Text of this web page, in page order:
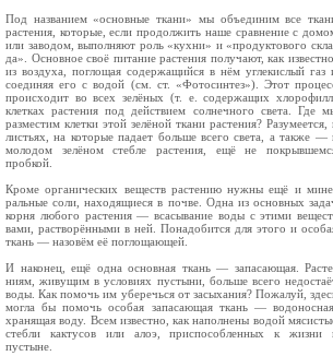
Под названием «основные ткани» мы объединим все
растения, которые, если продолжить наше сравнение с
или заводом, выполняют роль «кухни» и «продуктового
да». Основное своё питание растения получают, как известно,
из воздуха, поглощая содержащийся в нём углекислый газ
соединяя его с водой (см. ст. «Фотосинтез»). Этот
про­исходит во всех зелёных (т. е. содержащих
клетках растения под действием солнечного света. Где
разместим клетки этой зелёной ткани растения? Разумеется,
листьях, на которые падает больше всего света, а также —
молодом зелёном стебле растения, ещё не
пробкой.
Кроме органических веществ растению нужны ещё и
ральные соли, находящиеся в почве. Одна из основных
корня любого растения — всасывание воды с этими
вами, растворёнными в ней. Понадобится для этого и
ткань — назовём её поглощающей.
И наконец, ещё одна основная ткань — запасающая.
ниям, живущим в условиях пустыни, больше всего
воды. Как помочь им уберечься от засыхания? Пожалуй,
могла бы помочь особая запасающая ткань — водоносная,
хранящая воду. Всем известно, как наполнены водой
стебли кактусов или алоэ, приспособленных к жизни
пустыне.